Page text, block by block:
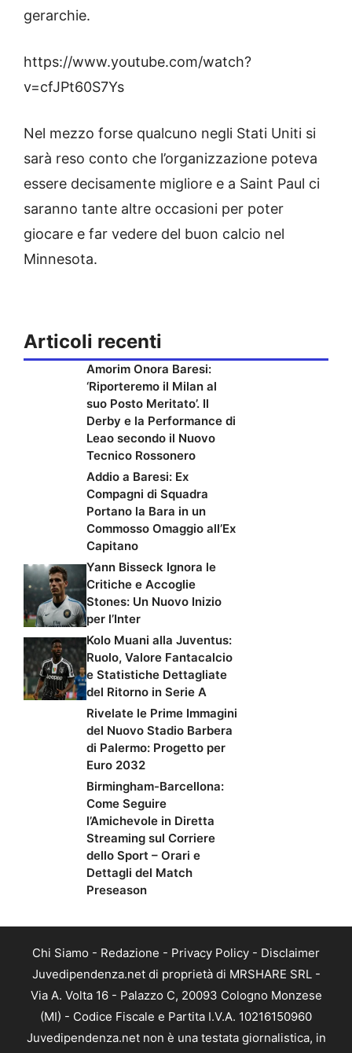
gerarchie.
https://www.youtube.com/watch?
v=cfJPt60S7Ys
Nel mezzo forse qualcuno negli Stati Uniti si
sarà reso conto che l’organizzazione poteva
essere decisamente migliore e a Saint Paul ci
saranno tante altre occasioni per poter
giocare e far vedere del buon calcio nel
Minnesota.
Articoli recenti
Amorim Onora Baresi:
‘Riporteremo il Milan al
suo Posto Meritato’. Il
Derby e la Performance di
Leao secondo il Nuovo
Tecnico Rossonero
Addio a Baresi: Ex
Compagni di Squadra
Portano la Bara in un
Commosso Omaggio all’Ex
Capitano
Yann Bisseck Ignora le
Critiche e Accoglie
Stones: Un Nuovo Inizio
per l’Inter
Kolo Muani alla Juventus:
Ruolo, Valore Fantacalcio
e Statistiche Dettagliate
del Ritorno in Serie A
Rivelate le Prime Immagini
del Nuovo Stadio Barbera
di Palermo: Progetto per
Euro 2032
Birmingham-Barcellona:
Come Seguire
l’Amichevole in Diretta
Streaming sul Corriere
dello Sport – Orari e
Dettagli del Match
Preseason
Chi Siamo - Redazione - Privacy Policy - Disclaimer
Juvedipendenza.net di proprietà di MRSHARE SRL -
Via A. Volta 16 - Palazzo C, 20093 Cologno Monzese
(MI) - Codice Fiscale e Partita I.V.A. 10216150960
Juvedipendenza.net non è una testata giornalistica, in